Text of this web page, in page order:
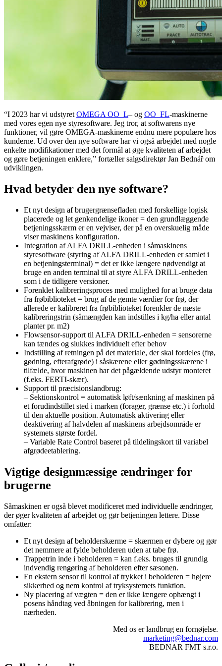
“I 2023 har vi udstyretOMEGA OO_L– og OO_FL-maskinerne
med vores egen nye styresoftware. Jeg tror, at softwarens nye
funktioner, vil gøre OMEGA-maskinerne endnu mere populære hos
kunderne. Ud over den nye software har vi også arbejdet med nogle
enkelte modifikationer med det formål at øge kvaliteten af arbejdet
og gøre betjeningen enklere,” fortæller salgsdirektør Jan Bednář om
udviklingen.
Hvad betyder den nye software?
Et nyt design af brugergrænsefladen med forskellige logisk
placerede og let genkendelige ikoner = den grundlæggende
betjeningsskærm er en vejviser, der på en overskuelig måde
viser maskinens konfiguration.
Integration af ALFA DRILL-enheden i såmaskinens
styresoftware (styring af ALFA DRILL-enheden er samlet i
en betjeningsterminal) = det er ikke længere nødvendigt at
bruge en anden terminal til at styre ALFA DRILL-enheden
som i de tidligere versioner.
Forenklet kalibreringsproces med mulighed for at bruge data
fra frøbiblioteket = brug af de gemte værdier for frø, der
allerede er kalibreret fra frøbiblioteket forenkler de næste
kalibreringstrin (såmængden kan indstilles i kg/ha eller antal
planter pr. m2)
Flowsensor-support til ALFA DRILL-enheden = sensorerne
kan tændes og slukkes individuelt efter behov
Indstilling af retningen på det materiale, der skal fordeles (frø,
gødning, efterafgrøde) i såskærene eller gødningsskærene i
tilfælde, hvor maskinen har det pågældende udstyr monteret
(f.eks. FERTI-skær).
Support til præcisionslandbrug:
– Sektionskontrol = automatisk løft/sænkning af maskinen på
et forudindstillet sted i marken (forager, grænse etc.) i forhold
til den aktuelle position. Automatisk aktivering eller
deaktivering af halvdelen af maskinens arbejdsområde er
systemets største fordel.
– Variable Rate Control baseret på tildelingskort til variabel
afgrødeetablering.
Vigtige designmæssige ændringer for
brugerne
Såmaskinen er også blevet modificeret med individuelle ændringer,
der øger kvaliteten af arbejdet og gør betjeningen lettere. Disse
omfatter:
Et nyt design af beholderskærme = skærmen er dybere og gør
det nemmere at fylde beholderen uden at tabe frø.
Trappetrin inde i beholderen = kan f.eks. bruges til grundig
indvendig rengøring af beholderen efter sæsonen.
En ekstern sensor til kontrol af trykket i beholderen = højere
sikkerhed og nem kontrol af tryksystemets funktion.
Ny placering af vægten = den er ikke længere ophængt i
posens håndtag ved åbningen for kalibrering, men i
nærheden.
Med os er landbrug en fornøjelse.
marketing@bednar.com
BEDNAR FMT s.r.o.